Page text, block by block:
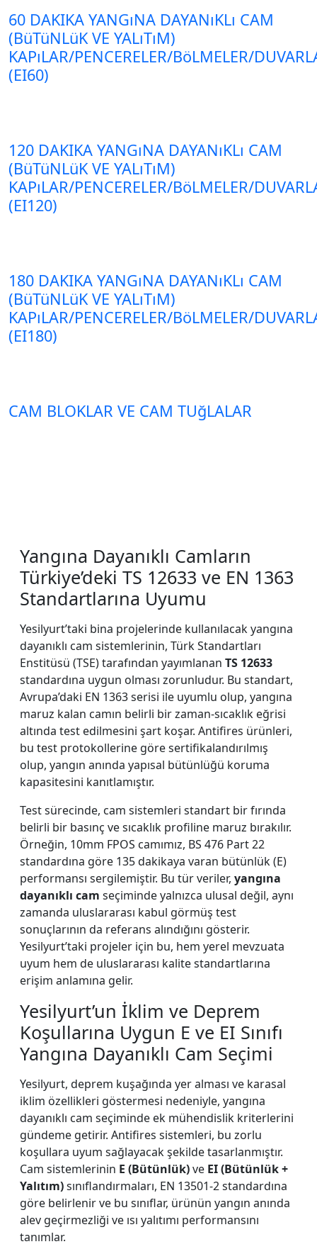
60 DAKIKA YANGıNA DAYANıKLı CAM
(BüTüNLüK VE YALıTıM)
KAPıLAR/PENCERELER/BöLMELER/
(EI60)
120 DAKIKA YANGıNA DAYANıKLı CAM
(BüTüNLüK VE YALıTıM)
KAPıLAR/PENCERELER/BöLMELER/
(EI120)
180 DAKIKA YANGıNA DAYANıKLı CAM
(BüTüNLüK VE YALıTıM)
KAPıLAR/PENCERELER/BöLMELER/
(EI180)
CAM BLOKLAR VE CAM TUğLALAR
Yangına Dayanıklı Camların
Türkiye’deki TS 12633 ve EN 1363
Standartlarına Uyumu
Yesilyurt’taki bina projelerinde kullanılacak yangına
dayanıklı cam sistemlerinin, Türk Standartları
Enstitüsü (TSE) tarafından yayımlanan TS 12633
standardına uygun olması zorunludur. Bu standart,
Avrupa’daki EN 1363 serisi ile uyumlu olup, yangına
maruz kalan camın belirli bir zaman-sıcaklık eğrisi
altında test edilmesini şart koşar. Antifires ürünleri,
bu test protokollerine göre sertifikalandırılmış
olup, yangın anında yapısal bütünlüğü koruma
kapasitesini kanıtlamıştır.
Test sürecinde, cam sistemleri standart bir fırında
belirli bir basınç ve sıcaklık profiline maruz bırakılır.
Örneğin, 10mm FPOS camımız, BS 476 Part 22
standardına göre 135 dakikaya varan bütünlük (E)
performansı sergilemiştir. Bu tür veriler, yangına
dayanıklı cam seçiminde yalnızca ulusal değil, aynı
zamanda uluslararası kabul görmüş test
sonuçlarının da referans alındığını gösterir.
Yesilyurt’taki projeler için bu, hem yerel mevzuata
uyum hem de uluslararası kalite standartlarına
erişim anlamına gelir.
Yesilyurt’un İklim ve Deprem
Koşullarına Uygun E ve EI Sınıfı
Yangına Dayanıklı Cam Seçimi
Yesilyurt, deprem kuşağında yer alması ve karasal
iklim özellikleri göstermesi nedeniyle, yangına
dayanıklı cam seçiminde ek mühendislik kriterlerini
gündeme getirir. Antifires sistemleri, bu zorlu
koşullara uyum sağlayacak şekilde tasarlanmıştır.
Cam sistemlerinin E (Bütünlük)ve EI (Bütünlük +
Yalıtım)sınıflandırmaları, EN 13501-2 standardına
göre belirlenir ve bu sınıflar, ürünün yangın anında
alev geçirmezliği ve ısı yalıtımı performansını
tanımlar.